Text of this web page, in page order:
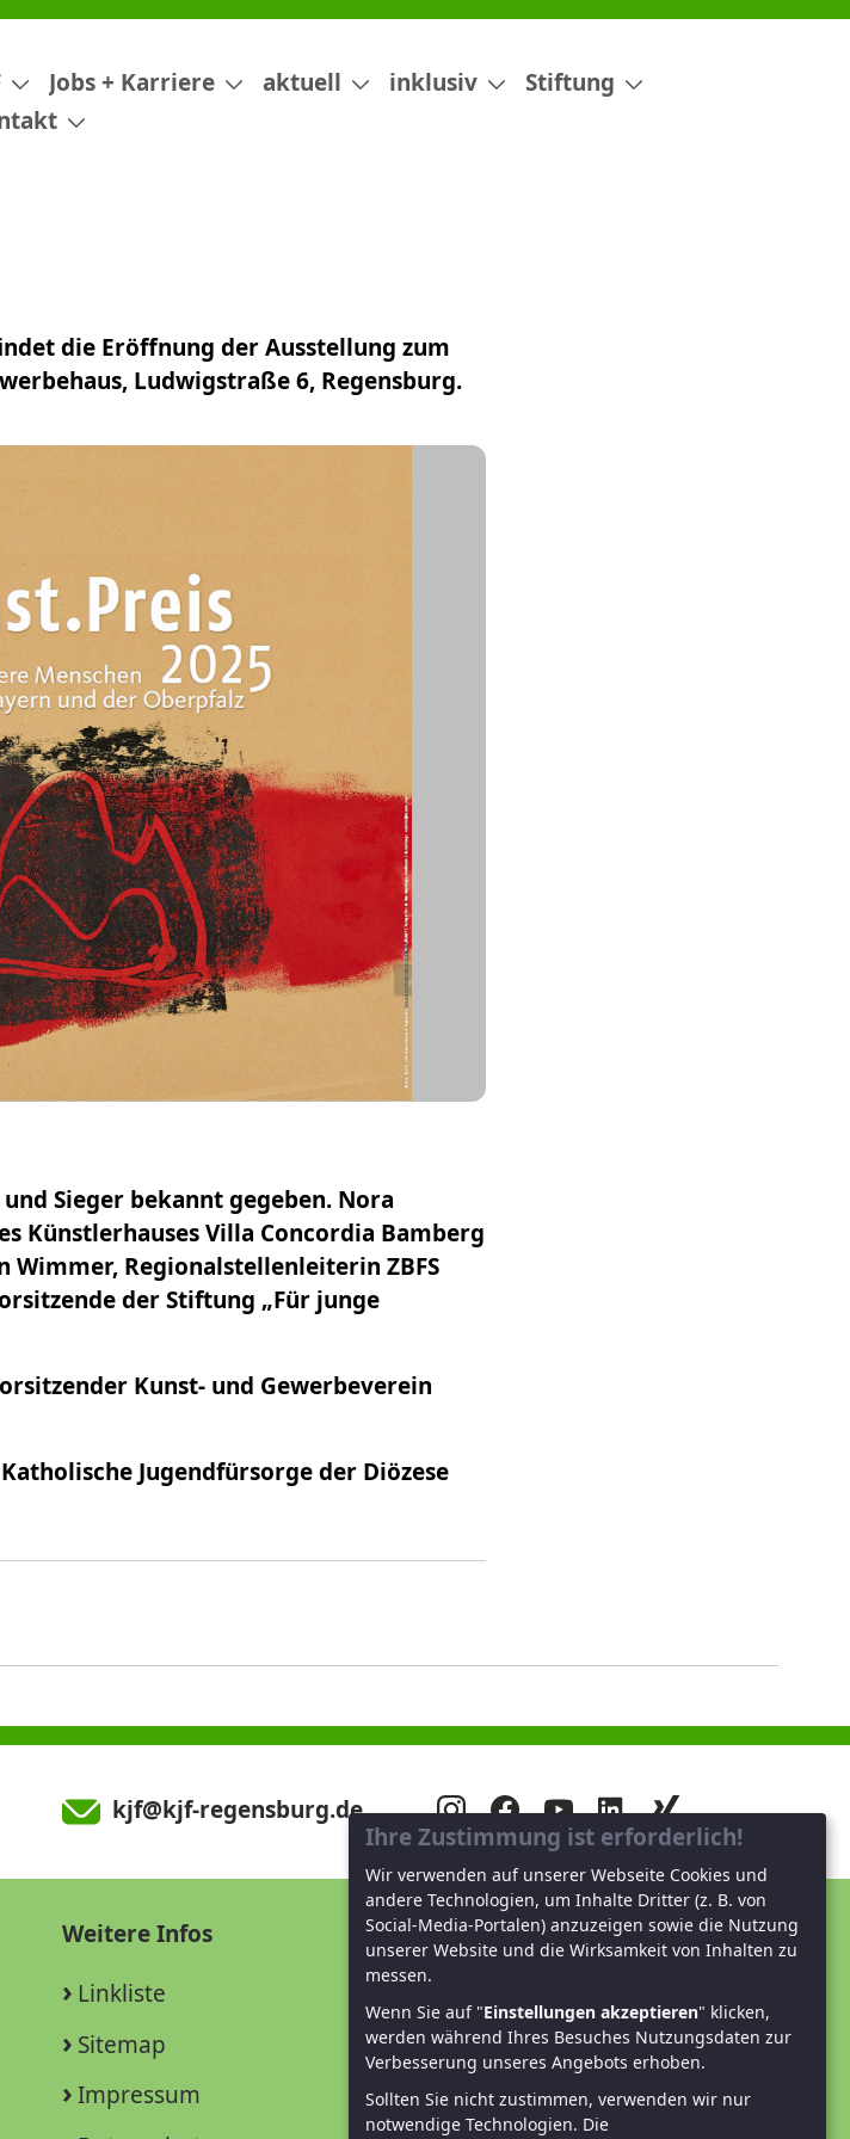
Jobs + Karriere aktuell inklusiv
Stiftung
die Eröffnung der Ausstellung zum
Ludwigstraße 6, Regensburg.
Sieger bekannt gegeben. Nora
Künstlerhauses Villa Concordia Bamberg
Wimmer, Regionalstellenleiterin ZBFS
der Stiftung „Für junge
Kunst- und Gewerbeverein
Jugendfürsorge der Diözese
kjf@kjf-regensburg.de
Weitere Infos
Linkliste
Sitemap
Impressum
Unterstützen Sie uns!
Spenden und helfen
Ihre Zustimmung ist erforderlich!
Wir verwenden auf unserer Webseite Cookies und
andere Technologien, um Inhalte Dritter (z. B. von
Social-Media-Portalen) anzuzeigen sowie die Nutzung
unserer Website und die Wirksamkeit von Inhalten zu
messen.
Wenn Sie auf "Einstellungen akzeptieren" klicken,
werden während Ihres Besuches Nutzungsdaten zur
Verbesserung unseres Angebots erhoben.
Sollten Sie nicht zustimmen, verwenden wir nur
notwendige Technologien. Die